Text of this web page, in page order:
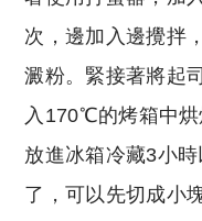
次，邊加入邊攪拌
澱粉。緊接著將起
入170℃的烤箱中
放進冰箱冷藏3小
了，可以先切成小